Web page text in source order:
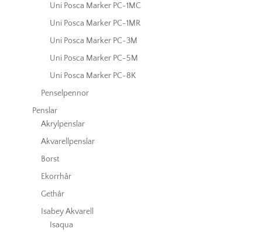
Uni Posca Marker PC-1MC
Uni Posca Marker PC-1MR
Uni Posca Marker PC-3M
Uni Posca Marker PC-5M
Uni Posca Marker PC-8K
Penselpennor
Penslar
Akrylpenslar
Akvarellpenslar
Borst
Ekorrhår
Gethår
Isabey Akvarell
Isaqua